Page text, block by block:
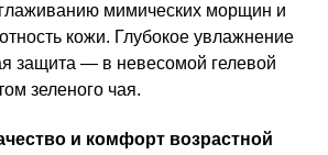
мимических морщин и
кожи. Глубокое увлажнение
защита — в невесомой гелевой
зеленого чая.
и комфорт возрастной